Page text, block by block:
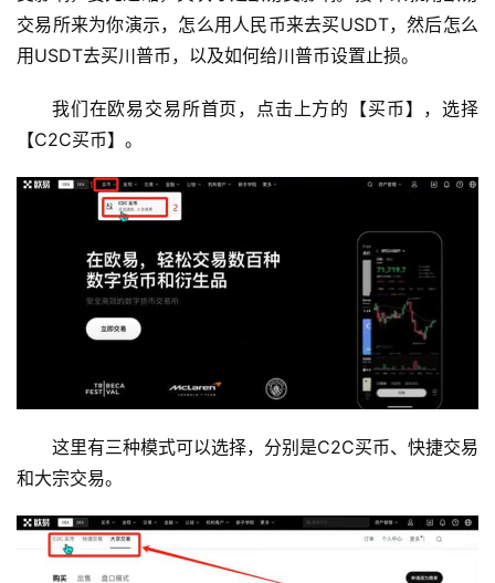
行
交易所来为你演示，怎么用人民币来去买USDT，然后怎么
用USDT去买川普币，以及如何给川普币设置止损。
我们在欧易交易所首页，点击上方的【买币】，选择
【C2C买币】。
这里有三种模式可以选择，分别是C2C买币、快捷交易
和大宗交易。